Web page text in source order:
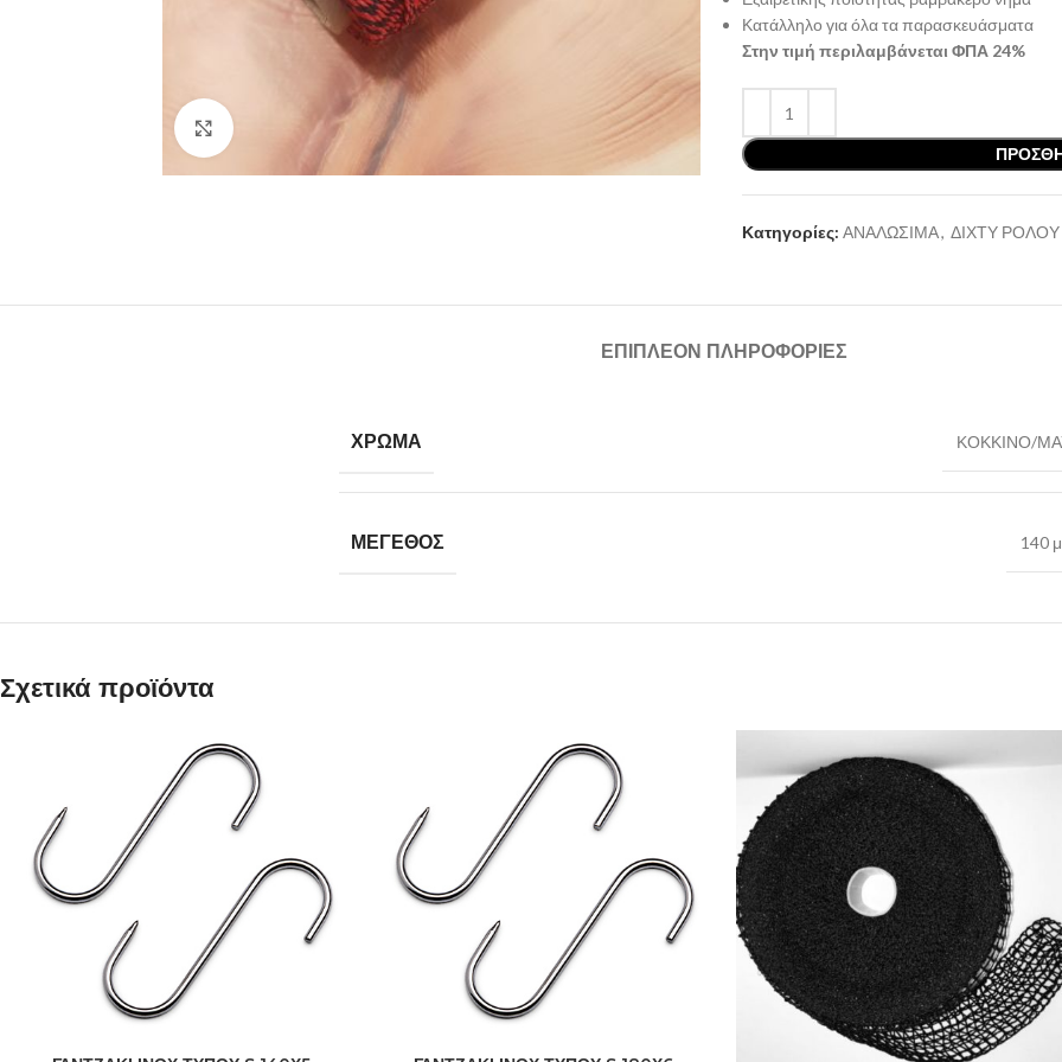
Κλίκ για μεγέθυνση
Κατάλληλο για όλα τα παρασκευάσματα
Στην τιμή περιλαμβάνεται ΦΠΑ 24%
Κατηγορίες: ΑΝΑΛΩΣΙΜΑ, ΔΙΧΤΥ
ΕΠΙΠΛΈΟΝ ΠΛΗΡΟΦΟΡΊΕΣ
ΧΡΩΜΑ ΚΟΚΚΙΝΟ/
ΜΕΓΕΘΟΣ 140
Σχετικά προϊόντα